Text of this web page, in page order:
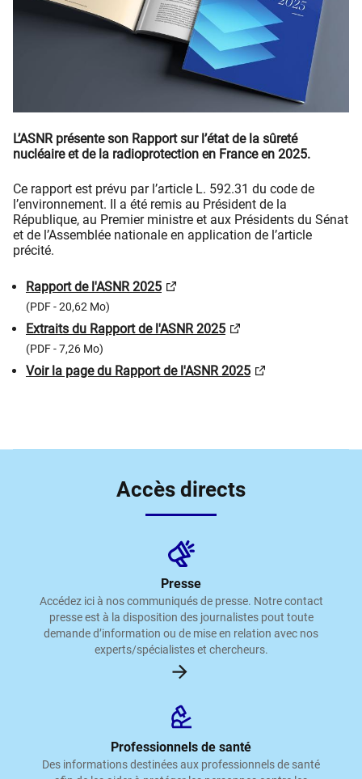
L’ASNR présente son Rapport sur l’état de la sûreté
nucléaire et de la radioprotection en France en 2025.
Ce rapport est prévu par l’article L. 592.31 du code de
l’environnement. Il a été remis au Président de la
République, au Premier ministre et aux Présidents du Sénat
et de l’Assemblée nationale en application de l’article
précité.
Rapport de l'ASNR 2025
(PDF - 20,62 Mo)
Extraits du Rapport de l'ASNR 2025
(PDF - 7,26 Mo)
Voir la page du Rapport de l'ASNR 2025
Accès directs
Presse
Accédez ici à nos communiqués de presse. Notre contact
presse est à la disposition des journalistes pout toute
demande d’information ou de mise en relation avec nos
experts/spécialistes et chercheurs.
Professionnels de santé
Des informations destinées aux professionnels de santé